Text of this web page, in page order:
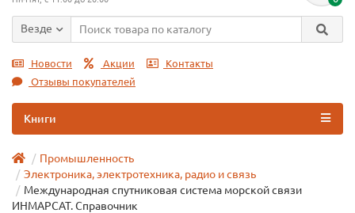
Везде
Новости Акции
Контакты
Отзывы покупателей
Книги
Промышленность
Электроника, электротехника, радио и связь
Международная спутниковая система морской связи
ИНМАРСАТ. Справочник